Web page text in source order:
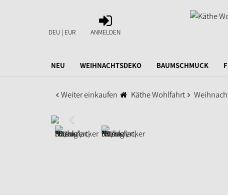
DEU | EUR
ANMELDEN
ANMELDEN
NEU WEIHNACHTSDEKO BAUMSCHMUCK
Weiter einkaufen Käthe Wohlfahrt